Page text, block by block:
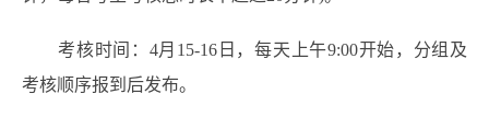
考核时间：4月15-16日，每天上午9:00开始，分组及
考核顺序报到后发布。